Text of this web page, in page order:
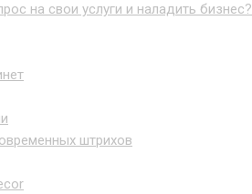
на свои услуги и наладить бизнес?
штрихов